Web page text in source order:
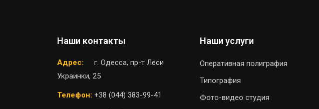
Наши контакты
Адрес:
г. Одесса, пр-т Леси
Украинки, 25
Телефон: +38 (044) 383-99-41
Наши услуги
Оперативная полиграфия
Типография
Фото-видео студия